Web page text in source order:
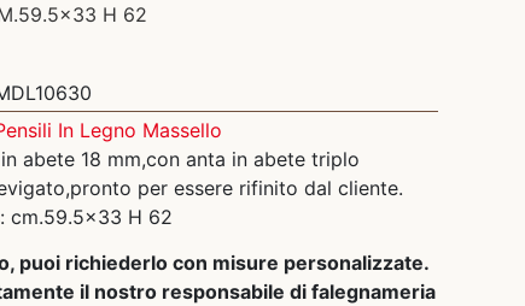
H 62
In Legno Massello
abete 18 mm,con anta in abete triplo
per essere rifinito dal cliente.
cm.59.5×33 H 62
puoi richiederlo con misure personalizzate.
il nostro responsabile di falegnameria